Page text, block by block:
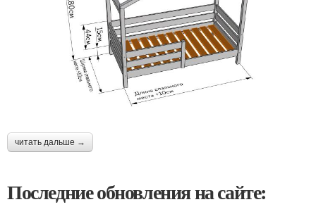
читать дальше →
Последние обновления на сайте: